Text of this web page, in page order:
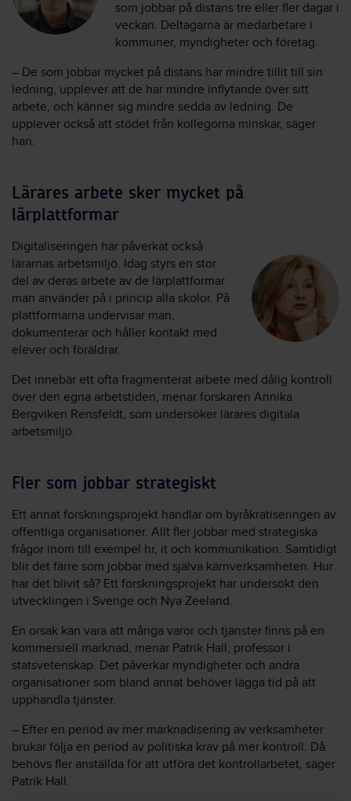
som jobbar på distans tre eller fler dagar i
veckan. Deltagarna är medarbetare i
kommuner, myndigheter och företag.
– De som jobbar mycket på distans har mindre tillit till sin
ledning, upplever att de har mindre inflytande över sitt
arbete, och känner sig mindre sedda av ledning. De
upplever också att stödet från kollegorna minskar, säger
han.
Lärares arbete sker mycket på
lärplattformar
Digitaliseringen har påverkat också
lärarnas arbetsmiljö. Idag styrs en stor
del av deras arbete av de lärplattformar
man använder på i princip alla skolor. På
plattformarna undervisar man,
dokumenterar och håller kontakt med
elever och föräldrar.
Det innebär ett ofta fragmenterat arbete med dålig kontroll
över den egna arbetstiden, menar forskaren Annika
Bergviken Rensfeldt, som undersöker lärares digitala
arbetsmiljö.
Fler som jobbar strategiskt
Ett annat forskningsprojekt handlar om byråkratiseringen av
offentliga organisationer. Allt fler jobbar med strategiska
frågor inom till exempel hr, it och kommunikation. Samtidigt
blir det färre som jobbar med själva kärnverksamheten. Hur
har det blivit så? Ett forskningsprojekt har undersökt den
utvecklingen i Sverige och Nya Zeeland.
En orsak kan vara att många varor och tjänster finns på en
kommersiell marknad, menar Patrik Hall, professor i
statsvetenskap. Det påverkar myndigheter och andra
organisationer som bland annat behöver lägga tid på att
upphandla tjänster.
– Efter en period av mer marknadisering av verksamheter
brukar följa en period av politiska krav på mer kontroll. Då
behövs fler anställda för att utföra det kontrollarbetet, säger
Patrik Hall.